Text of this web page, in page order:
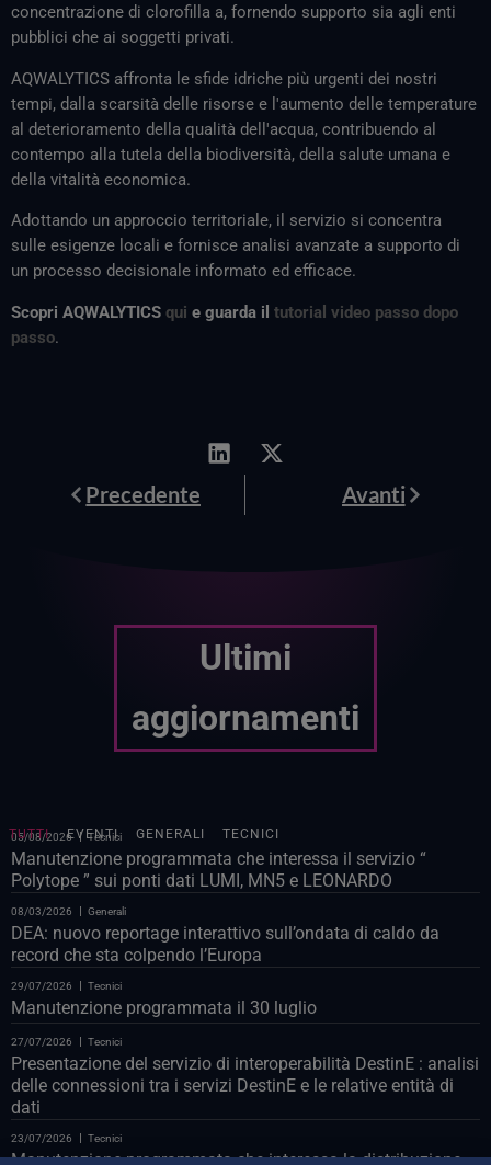
concentrazione di clorofilla a, fornendo supporto sia agli enti
pubblici che ai soggetti privati.
AQWALYTICS affronta le sfide idriche più urgenti dei nostri
tempi, dalla scarsità delle risorse e l'aumento delle temperature
al deterioramento della qualità dell'acqua, contribuendo al
contempo alla tutela della biodiversità, della salute umana e
della vitalità economica.
Adottando un approccio territoriale, il servizio si concentra
sulle esigenze locali e fornisce analisi avanzate a supporto di
un processo decisionale informato ed efficace.
Scopri AQWALYTICS qui e guarda il tutorial video passo dopo
passo.
PrevPrecedente AvantiAvanti
Ultimi
aggiornamenti
EVENTI GENERALI TECNICI
TUTTI
05/08/2026 Tecnici
Manutenzione programmata che interessa il servizio “
Polytope ” sui ponti dati LUMI, MN5 e LEONARDO
08/03/2026 Generali
DEA: nuovo reportage interattivo sull’ondata di caldo da
record che sta colpendo l’Europa
29/07/2026 Tecnici
Manutenzione programmata il 30 luglio
27/07/2026 Tecnici
Presentazione del servizio di interoperabilità DestinE : analisi
delle connessioni tra i servizi DestinE e le relative entità di
dati
23/07/2026 Tecnici
Manutenzione programmata che interessa la distribuzione